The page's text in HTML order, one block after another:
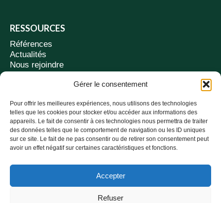
Gérer le consentement
Pour offrir les meilleures expériences, nous utilisons des technologies
telles que les cookies pour stocker et/ou accéder aux informations des
appareils. Le fait de consentir à ces technologies nous permettra de traiter
des données telles que le comportement de navigation ou les ID uniques
sur ce site. Le fait de ne pas consentir ou de retirer son consentement peut
avoir un effet négatif sur certaines caractéristiques et fonctions.
Accepter
Refuser
RESSOURCES
Références
Actualités
Nous rejoindre
AGENCES
97 av. Edmond Rostand - MÉRIGNAC
05 56 40 68 10
Politique de confidentialité